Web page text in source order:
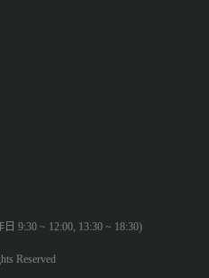
9:30 ~ 12:00, 13:30 ~ 18:30)
Reserved